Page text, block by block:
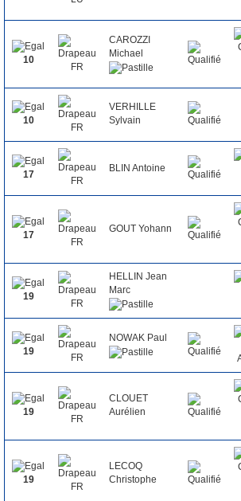
10
CAROZZI
Michael
10
VERHILLE
Sylvain
17
BLIN Antoine
17
GOUT Yohann
19
HELLIN Jean
Marc
19
NOWAK Paul
19
CLOUET
Aurélien
19
LECOQ
Christophe